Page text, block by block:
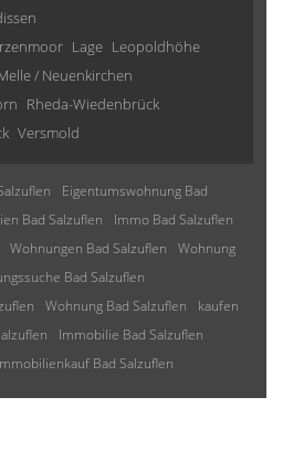
Lage Leopoldhöhe
/ Neuenkirchen
Rheda-Wiedenbrück
Versmold
Eigentumswohnung Bad
Bad Salzuflen
Immo Bad Salzuflen
Wohnungen Bad Salzuflen
Wohnung
Bad Salzuflen
Wohnung Bad Salzuflen
kaufen
Immobilie Bad Salzuflen
Bad Salzuflen